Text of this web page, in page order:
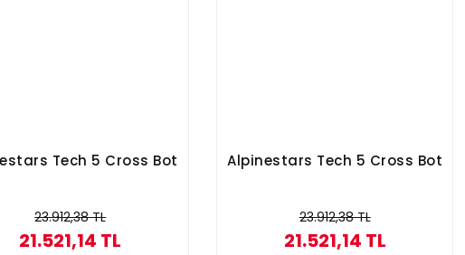
Tech 5 Cross Bot
23.912,38 TL
21.521,14 TL
Alpinestars Tech 5 Cross Bot
23.912,38 TL
21.521,14 TL